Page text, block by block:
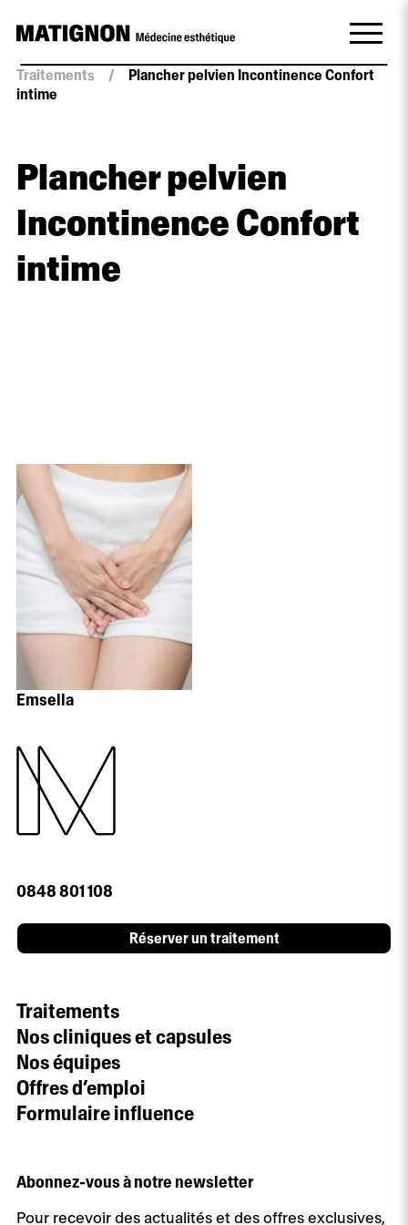
Traitements /
Plancher pelvien Incontinence Confort
intime
Plancher pelvien
Incontinence Confort
intime
Emsella
0848 801 108
Réserver un traitement
Traitements
Nos cliniques et capsules
Nos équipes
Offres d’emploi
Formulaire influence
Abonnez-vous à notre newsletter
Pour recevoir des actualités et des offres exclusives,